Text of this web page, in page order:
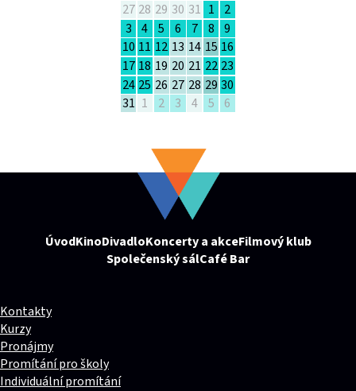
27 28 29 30 31 1
2
3
4 5 6 7 8
9
10 11 12 13 14 15 16
17 18 19 20 21 22 23
24 25 26 27 28 29 30
31 1 2 3 4 5 6
ÚvodKinoDivadloKoncerty a akceFilmový klub
Společenský sálCafé Bar
Kontakty
Kurzy
Pronájmy
Promítání pro školy
Individuální promítání